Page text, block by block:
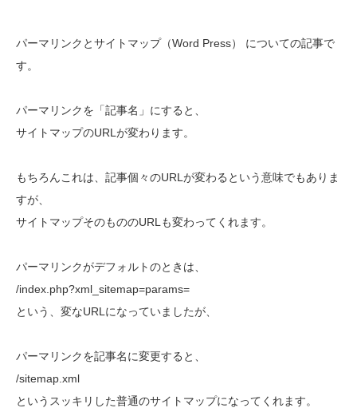
パーマリンクとサイトマップ（Word Press） についての記事で
す。
パーマリンクを「記事名」にすると、
サイトマップのURLが変わります。
もちろんこれは、記事個々のURLが変わるという意味でもありま
すが、
サイトマップそのもののURLも変わってくれます。
パーマリンクがデフォルトのときは、
/index.php?xml_sitemap=params=
という、変なURLになっていましたが、
パーマリンクを記事名に変更すると、
/sitemap.xml
というスッキリした普通のサイトマップになってくれます。